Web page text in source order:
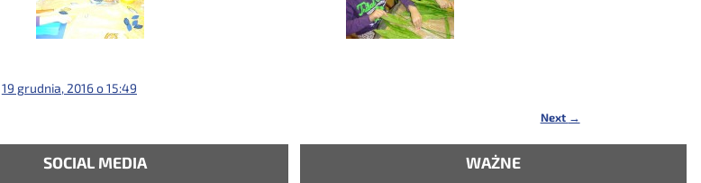
19 grudnia, 2016 o 15:49
Next →
SOCIAL MEDIA WAŻNE